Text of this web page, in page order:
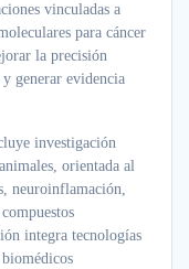
vinculadas a
para cáncer
la precisión
generar evidencia
investigación
orientada al
neuroinflamación,
integra tecnologías